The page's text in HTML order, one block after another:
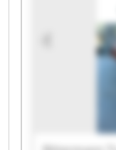
Trading
Bittermann
GmbH
Trading